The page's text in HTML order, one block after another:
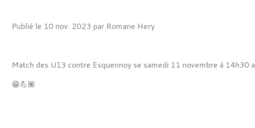
Publié le 10 nov. 2023 par Romane Hery
Match des U13 contre Esquennoy se samedi 11 novembre à 14h30
😁💪🏽